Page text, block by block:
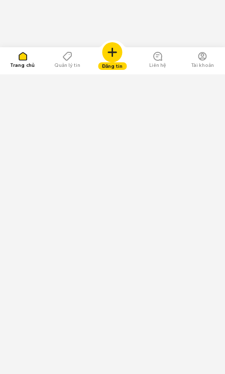
Trang chủ Quản lý tin Đăng tin Liên hệ Tài khoản